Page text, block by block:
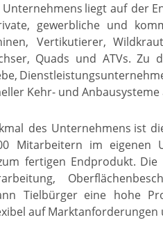
Unternehmens liegt auf der
gewerbliche und
Vertikutierer,
Quads und ATVs. Zu
Kehr- und
des Unternehmens ist
Mitarbeitern im eigenen
fertigen Endprodukt. Die
Tielbürger eine hohe
auf